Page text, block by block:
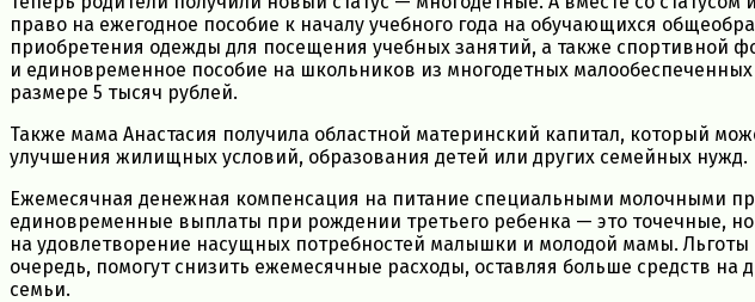
право на ежегодное пособие к началу учебного года на обучающихся
приобретения одежды для посещения учебных занятий, а также спортивной
и единовременное пособие на школьников из многодетных
размере 5 тысяч рублей.
Также мама Анастасия получила областной материнский капитал, который
улучшения жилищных условий, образования детей или других семейных нужд.
Ежемесячная денежная компенсация на питание специальными молочными
единовременные выплаты при рождении третьего ребенка — это точечные,
на удовлетворение насущных потребностей малышки и молодой мамы.
очередь, помогут снизить ежемесячные расходы, оставляя больше средств
семьи.